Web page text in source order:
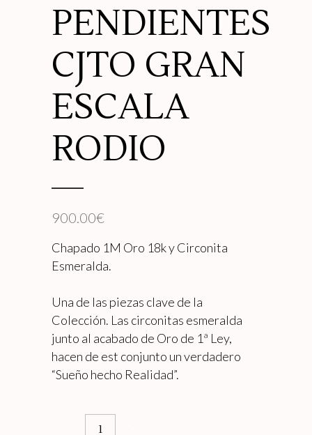
PENDIENTES
CJTO GRAN
ESCALA
RODIO
900.00€
Chapado 1M Oro 18k y Circonita
Esmeralda.
Una de las piezas clave de la
Colección. Las circonitas esmeralda
junto al acabado de Oro de 1ª Ley,
hacen de est conjunto un verdadero
“Sueño hecho Realidad”.
PENDIENTES